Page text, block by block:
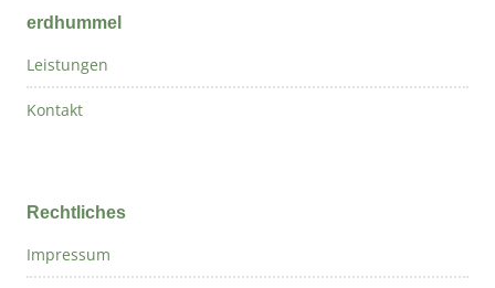
erdhummel
Leistungen
Kontakt
Rechtliches
Impressum